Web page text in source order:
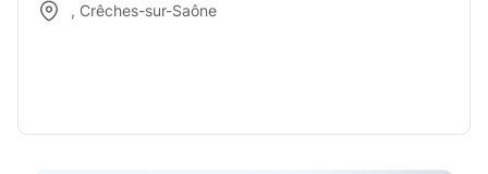
, Crêches-sur-Saône